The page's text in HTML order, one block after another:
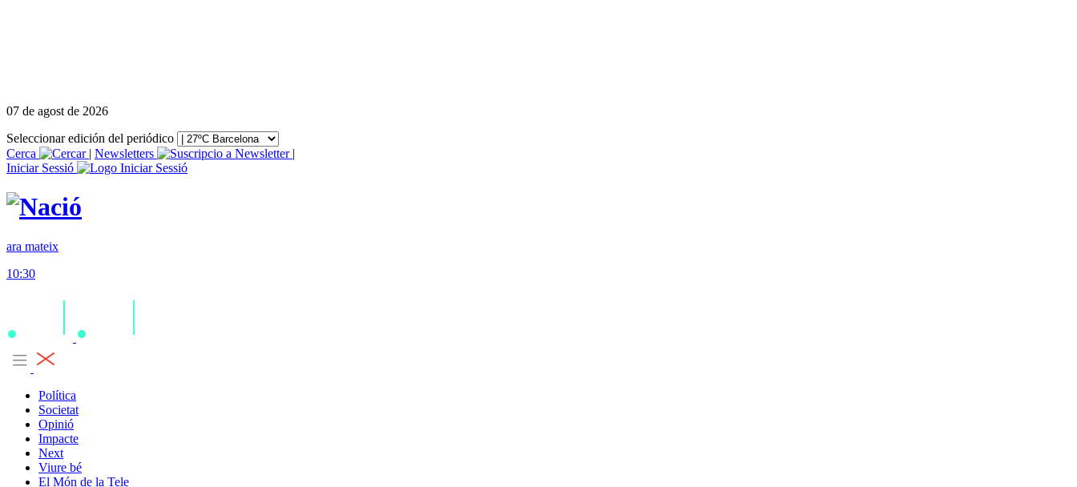
07 de agost de 2026
Seleccionar edición del periódico
Cerca
| Newsletters
|
Iniciar Sessió
ara mateix
10:30
Política
Societat
Opinió
Impacte
Next
Viure bé
El Món de la Tele